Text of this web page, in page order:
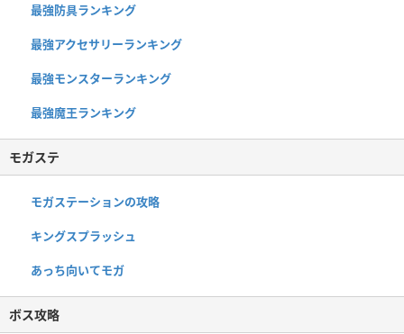
最強防具ランキング
最強アクセサリーランキング
最強モンスターランキング
最強魔王ランキング
モガステ
モガステーションの攻略
キングスプラッシュ
あっち向いてモガ
ボス攻略